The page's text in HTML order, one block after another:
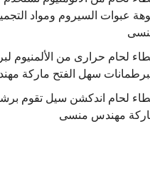
عبوات السيروم ومواد
لحام حرارى من الألمنيوم
سهل الفتح ماركة
لحام اندكشن سيل تقوم
مهندس منسى